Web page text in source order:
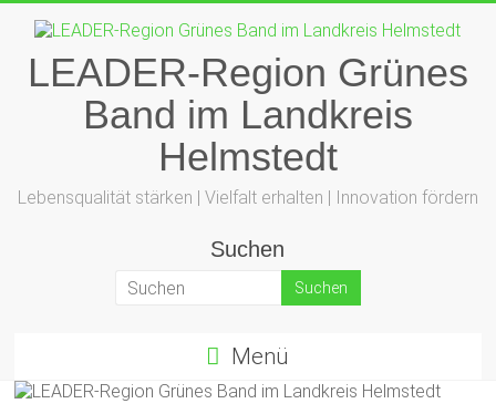
Inhalt
springenLEADER-Region Grünes
Band im Landkreis
Helmstedt
Lebensqualität stärken | Vielfalt erhalten | Innovation fördern
Suchen
Menü